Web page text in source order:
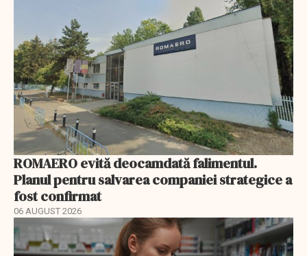
ROMAERO evită deocamdată falimentul.
Planul pentru salvarea companiei strategice a
fost confirmat
06 AUGUST 2026